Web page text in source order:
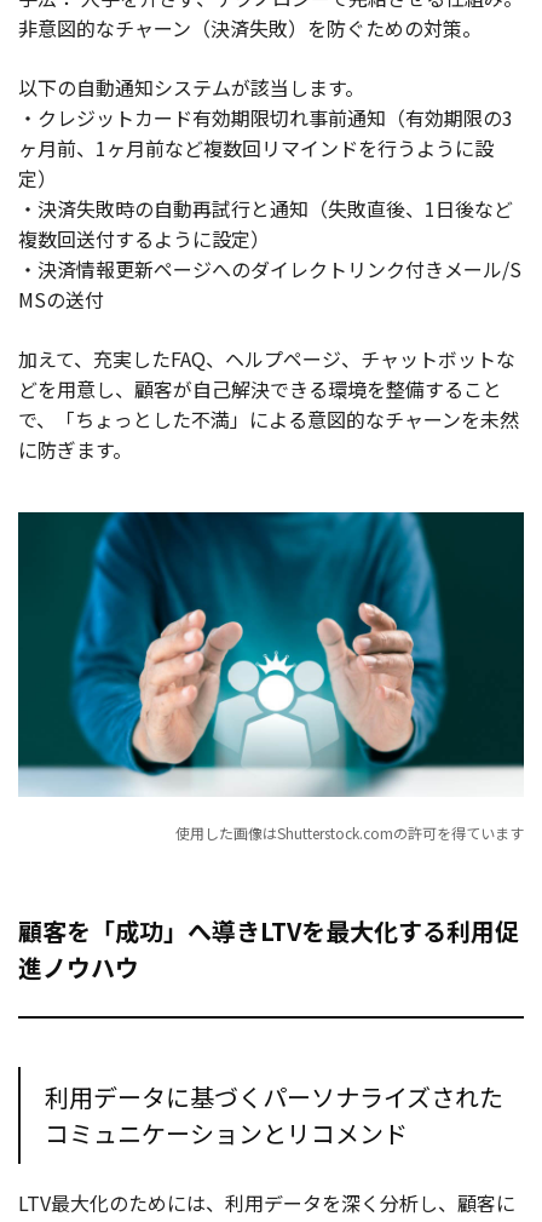
非意図的なチャーン（決済失敗）を防ぐための対策。
以下の自動通知システムが該当します。
・クレジットカード有効期限切れ事前通知（有効期限の3
ヶ月前、1ヶ月前など複数回リマインドを行うように設
定）
・決済失敗時の自動再試行と通知（失敗直後、1日後など
複数回送付するように設定）
・決済情報更新ページへのダイレクトリンク付きメール/S
MSの送付
加えて、充実したFAQ、ヘルプページ、チャットボットな
どを用意し、顧客が自己解決できる環境を整備すること
で、「ちょっとした不満」による意図的なチャーンを未然
に防ぎます。
使用した画像はShutterstock.comの許可を得ています
顧客を「成功」へ導きLTVを最大化する利用促
進ノウハウ
利用データに基づくパーソナライズされた
コミュニケーションとリコメンド
LTV最大化のためには、利用データを深く分析し、顧客に